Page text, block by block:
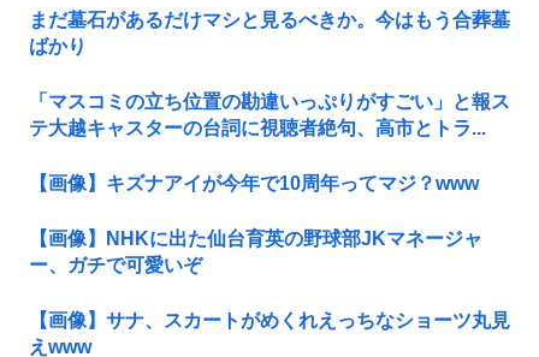
まだ墓石があるだけマシと見るべきか。今はもう合葬墓
ばかり
「マスコミの立ち位置の勘違いっぷりがすごい」と報ス
テ大越キャスターの台詞に視聴者絶句、高市とトラ...
【画像】キズナアイが今年で10周年ってマジ？www
【画像】NHKに出た仙台育英の野球部JKマネージャ
ー、ガチで可愛いぞ
【画像】サナ、スカートがめくれえっちなショーツ丸見
えwww